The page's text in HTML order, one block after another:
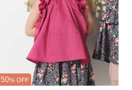
50% OFF